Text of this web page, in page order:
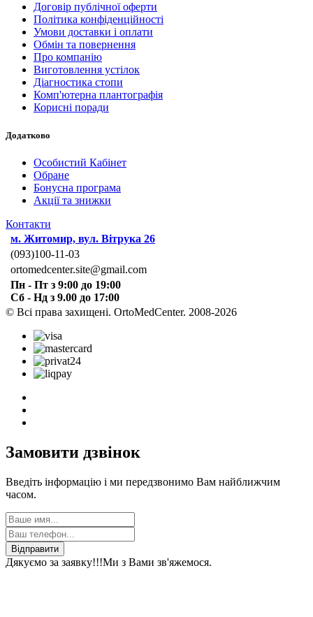
Договір публічної оферти
Політика конфіденційності
Умови доставки і оплати
Обмін та повернення
Про компанію
Виготовлення устілок
Діагностика стопи
Комп'ютерна плантографія
Корисні поради
Додатково
Особистий Кабінет
Обране
Бонусна програма
Акції та знижки
Контакти
м. Житомир, вул. Вітрука 26
(093)100-11-03
ortomedcenter.site@gmail.com
Пн - Пт з 9:00 до 19:00
Сб - Нд з 9.00 до 17:00
© Всі права захищені. OrtoMedCenter. 2008-2026
Замовити дзвінок
Введіть інформацію і ми передзвонимо Вам найближчим
часом.
Відправити
Дякуємо за заявку!!!Ми з Вами зв'яжемося.